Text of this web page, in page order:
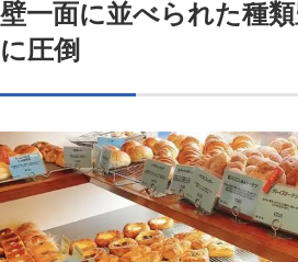
壁一面に並べられた種
に圧倒